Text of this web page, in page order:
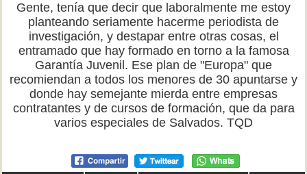
Gente, tenía que decir que laboralmente me estoy
planteando seriamente hacerme periodista de
investigación, y destapar entre otras cosas, el
entramado que hay formado en torno a la famosa
Garantía Juvenil. Ese plan de "Europa" que
recomiendan a todos los menores de 30 apuntarse y
donde hay semejante mierda entre empresas
contratantes y de cursos de formación, que da para
varios especiales de Salvados. TQD